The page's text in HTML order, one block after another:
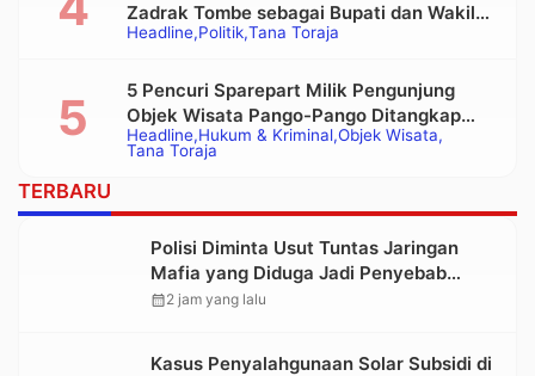
Headline Politik Tana Toraja
Zadrak Tombe sebagai Bupati dan Wakil
Bupati Tana Toraja Terpilih
Headline Hukum & Kriminal Objek Wisata
Tana Toraja
5 Pencuri Sparepart Milik Pengunjung
Objek Wisata Pango-Pango Ditangkap
Polisi
TERBARU
Polisi Diminta Usut Tuntas Jaringan
Mafia yang Diduga Jadi Penyebab
Kelangkaan BBM di Toraja
calendar_month2 jam yang lalu
Kasus Penyalahgunaan Solar Subsidi di